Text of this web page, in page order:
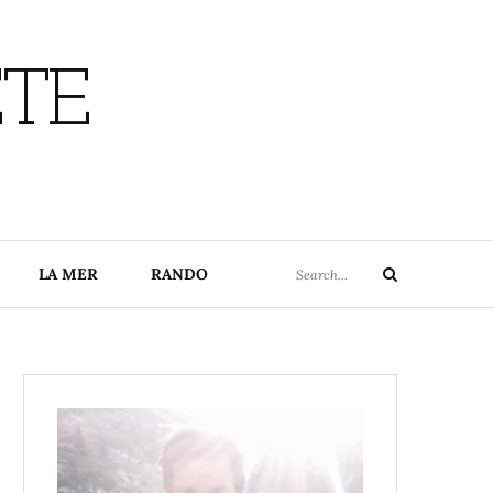
LA MER RANDO
for:
Search